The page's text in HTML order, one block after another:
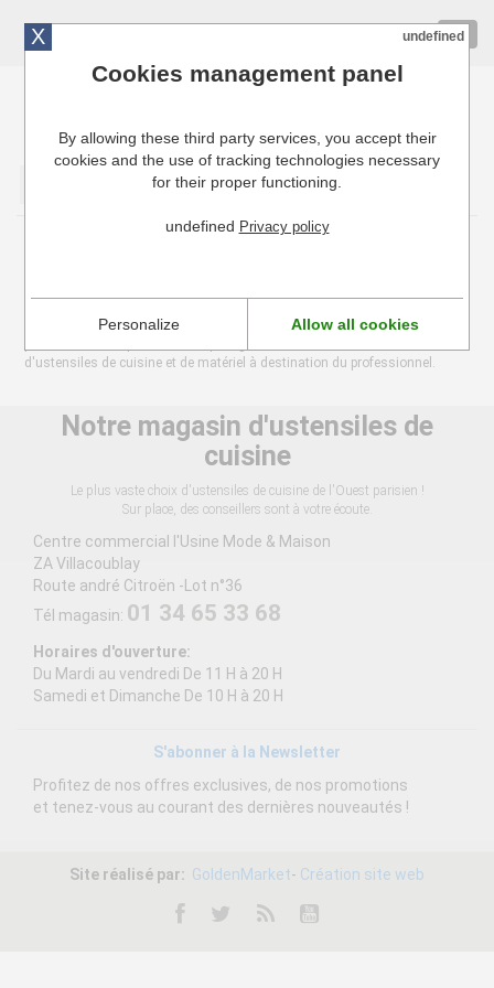
Cuisinresto: Ustensiles de cuisine pour professionnels
nous avons accès à l'ensemble de leurs catalogues. C'est pourquoi nous
d'ustensiles de cuisine et de matériel à destination du professionnel.
Notre magasin d'ustensiles de
cuisine
Le plus vaste choix d'ustensiles de cuisine de l'Ouest parisien !
Sur place, des conseillers sont à votre écoute.
Centre commercial l'Usine Mode & Maison
ZA Villacoublay
Route andré Citroën -Lot n°36
Tél magasin: 01 34 65 33 68
Horaires d'ouverture:
Du Mardi au vendredi De 11 H à 20 H
Samedi et Dimanche De 10 H à 20 H
S'abonner à la Newsletter
Profitez de nos offres exclusives, de nos promotions
et tenez-vous au courant des dernières nouveautés !
Site réalisé par: GoldenMarket- Création site web
X undefined
Cookies management panel
By allowing these third party services, you accept their
cookies and the use of tracking technologies necessary
for their proper functioning.
undefined Privacy policy
Personalize Allow all cookies